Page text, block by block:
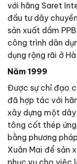
với hãng Saret
đầu tư dây
sản xuất dầm
công trình dân
dụng rộng rãi ở
Năm 1999
Được sự chỉ đạo
đã hợp tác với
xây dựng một
tông cốt thép
bằng phương
Xuân Mai để sản